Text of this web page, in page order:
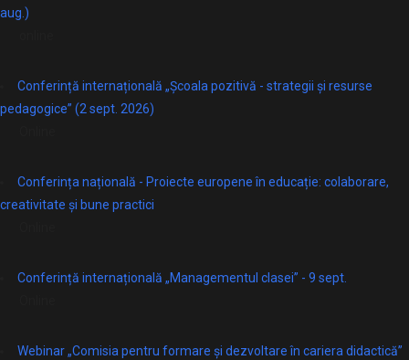
aug.)
Conferință internațională „Școala pozitivă - strategii și resurse
pedagogice” (2 sept. 2026)
Conferința națională - Proiecte europene în educație: colaborare,
creativitate și bune practici
Conferință internațională „Managementul clasei” - 9 sept.
Webinar „Comisia pentru formare și dezvoltare în cariera didactică”